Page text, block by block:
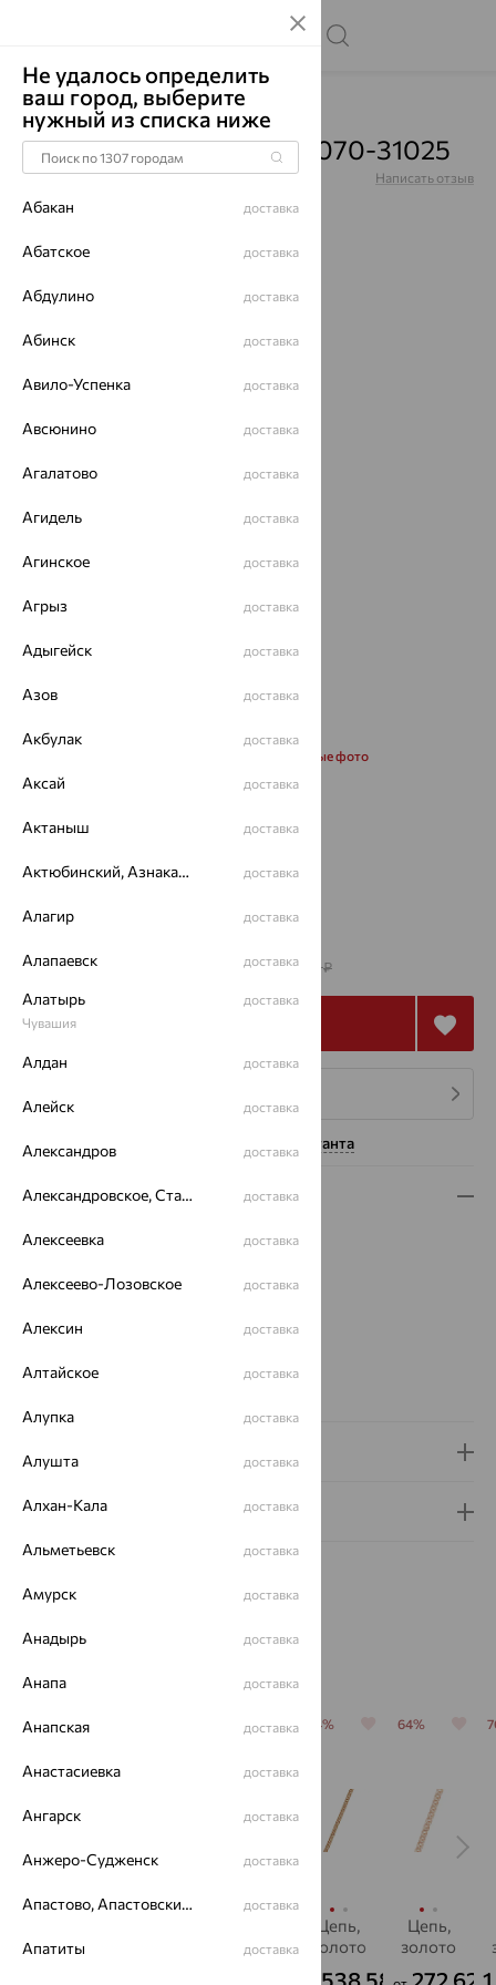
Главная Каталог Цепи
Цепь, золото, 332-0Z-0070-31025
Артикул:332-0Z-0070-31025 Написать отзыв
Запросить дополнительные фото
от 248 277 689 657₽
Нужна помощь консультанта
Описание
Вид изделия:
Плетение:бисмарк
Цвет металла:
Проба:
Доставка и оплата
Гарантия и возврат
64%
золото,
золото,
64%
Цепь,
золото
538 584
64%
Цепь,
золото
272 625
Не удалось определить
ваш город, выберите
нужный из списка ниже
Абакан доставка
Абатское доставка
Абдулино доставка
Абинск доставка
Авило-Успенка доставка
Авсюнино доставка
Агалатово доставка
Агидель доставка
Агинское доставка
Агрыз доставка
Адыгейск доставка
Азов доставка
Акбулак доставка
Аксай доставка
Актаныш доставка
Актюбинский, Азнакаевский район доставка
Алагир доставка
Алапаевск доставка
Алатырь
Чувашия
доставка
Алдан доставка
Алейск доставка
Александров доставка
Александровское, Ставропольский край доставка
Алексеевка доставка
Алексеево-Лозовское доставка
Алексин доставка
Алтайское доставка
Алупка доставка
Алушта доставка
Алхан-Кала доставка
Альметьевск доставка
Амурск доставка
Анадырь доставка
Анапа доставка
Анапская доставка
Анастасиевка доставка
Ангарск доставка
Анжеро-Судженск доставка
Апастово, Апастовский район доставка
Апатиты доставка